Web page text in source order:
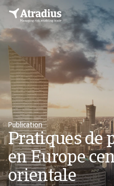
Publication
Pratiques de
en Europe
orientale